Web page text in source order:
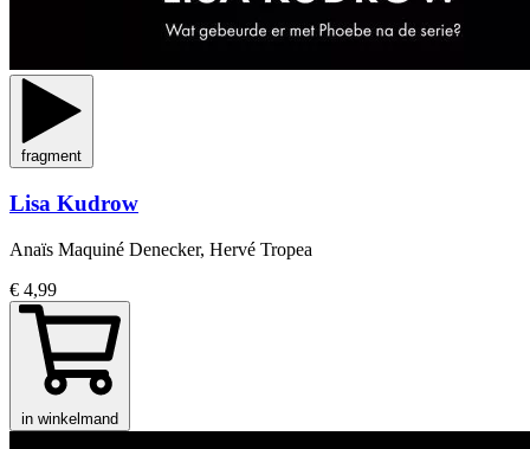
fragment
Lisa Kudrow
Anaïs Maquiné Denecker, Hervé Tropea
€ 4,99
in winkelmand